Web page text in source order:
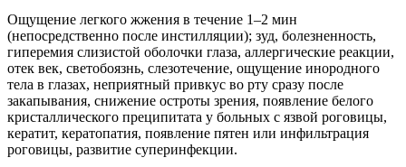
Ощущение легкого жжения в течение 1–2 мин
(непосредственно после инстилляции); зуд, болезненность,
гиперемия слизистой оболочки глаза, аллергические реакции,
отек век, светобоязнь, слезотечение, ощущение инородного
тела в глазах, неприятный привкус во рту сразу после
закапывания, снижение остроты зрения, появление белого
кристаллического преципитата у больных с язвой роговицы,
кератит, кератопатия, появление пятен или инфильтрация
роговицы, развитие суперинфекции.